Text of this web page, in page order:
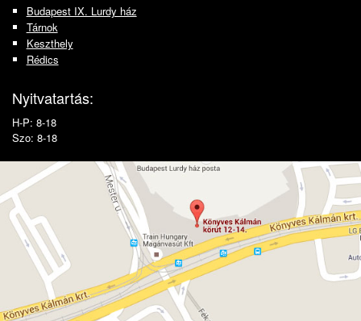
Budapest IX. Lurdy ház
Tárnok
Keszthely
Rédics
Nyitvatartás:
H-P: 8-18
Szo: 8-18